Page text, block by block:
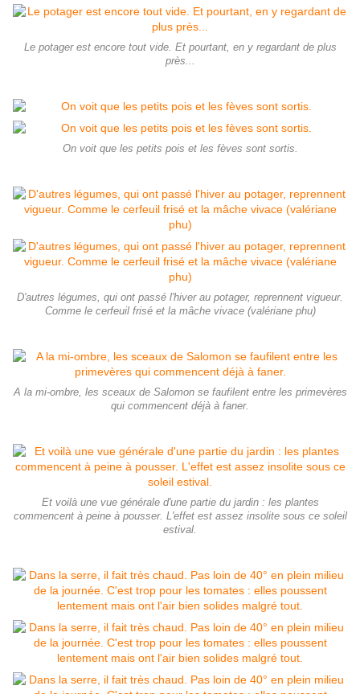
Le potager est encore tout vide. Et pourtant, en y regardant de plus
près...
On voit que les petits pois et les fèves sont sortis.
D'autres légumes, qui ont passé l'hiver au potager, reprennent vigueur.
Comme le cerfeuil frisé et la mâche vivace (valériane phu)
A la mi-ombre, les sceaux de Salomon se faufilent entre les primevères
qui commencent déjà à faner.
Et voilà une vue générale d'une partie du jardin : les plantes
commencent à peine à pousser. L'effet est assez insolite sous ce soleil
estival.